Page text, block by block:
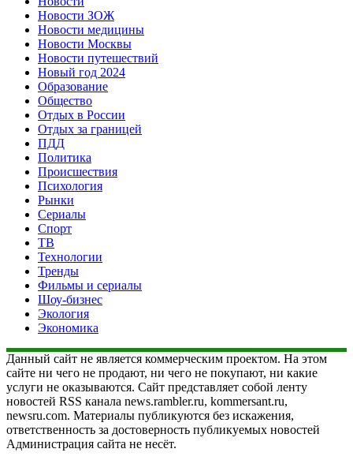
Новости ЗОЖ
Новости медицины
Новости Москвы
Новости путешествий
Новый год 2024
Образование
Общество
Отдых в России
Отдых за границей
ПДД
Политика
Происшествия
Психология
Рынки
Сериалы
Спорт
ТВ
Технологии
Тренды
Фильмы и сериалы
Шоу-бизнес
Экология
Экономика
Данный сайт не является коммерческим проектом. На этом
сайте ни чего не продают, ни чего не покупают, ни какие
услуги не оказываются. Сайт представляет собой ленту
новостей RSS канала news.rambler.ru, kommersant.ru,
newsru.com. Материалы публикуются без искажения,
ответственность за достоверность публикуемых новостей
Администрация сайта не несёт.